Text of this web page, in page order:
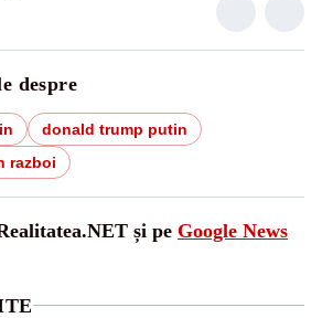
despre
donald trump putin
razboi
și pe Google News